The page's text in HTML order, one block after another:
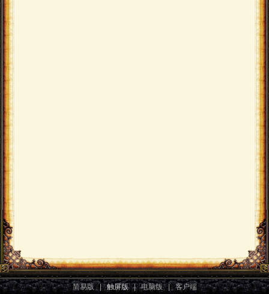
简易版 | 触屏版 | 电脑版 | 客户端